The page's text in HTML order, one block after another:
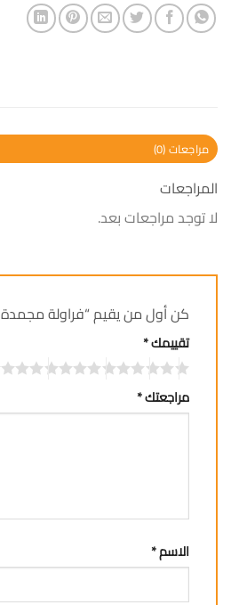
مراجعات (0)
المراجعات
لا توجد مراجعات بعد.
كن أول من يقيم “فراولة مجمدة 1 كيلو”
تقييمك*
مراجعتك*
الاسم*